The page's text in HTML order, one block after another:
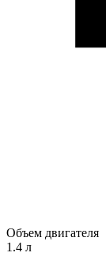
Объем двигателя
1.4 л